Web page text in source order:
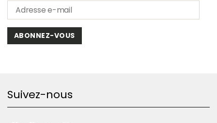
ABONNEZ-VOUS
Suivez-nous